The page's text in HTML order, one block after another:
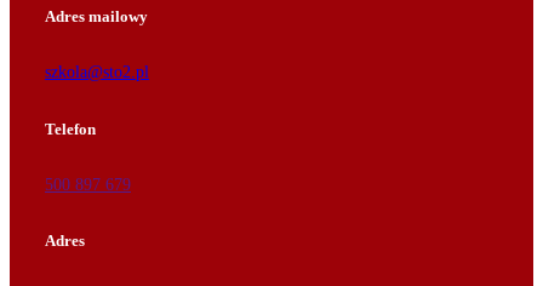
Adres mailowy
szkola@sto2.pl
Telefon
500 897 679
Adres